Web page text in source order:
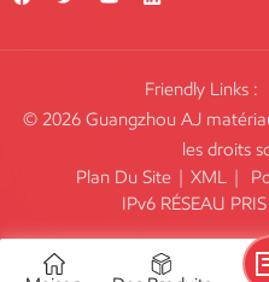
Friendly Links :
© 2026 Guangzhou AJ
les droits
Plan Du Site | XML |
IPv6 RÉSEAU